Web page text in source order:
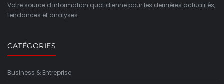
Votre source d'information quotidienne pour les dernières actualités,
tendances et analyses.
CATÉGORIES
Business & Entreprise